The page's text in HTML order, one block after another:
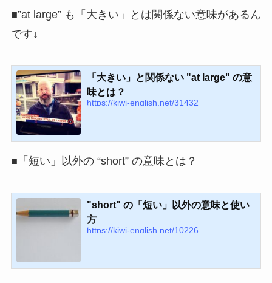
■”at large” も「大きい」とは関係ない意味があるん
です↓
「大きい」と関係ない "at large" の意
味とは？
https://kiwi-english.net/31432
■「短い」以外の “short” の意味とは？
"short" の「短い」以外の意味と使い
方
https://kiwi-english.net/10226